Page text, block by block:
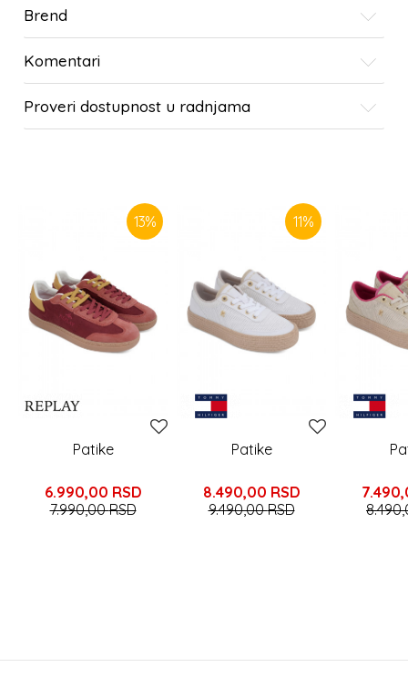
Brend
Komentari
Proveri dostupnost u radnjama
13%
Patike
6.990,00 RSD
7.990,00RSD
11%
Patike
8.490,00 RSD
9.490,00RSD